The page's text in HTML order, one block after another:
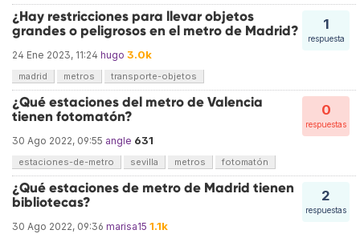
1
respuesta
¿Hay restricciones para llevar objetos
grandes o peligrosos en el metro de Madrid?
24 Ene 2023, 11:24 hugo 3.0k
madrid metros transporte-objetos
0
respuestas
¿Qué estaciones del metro de Valencia
tienen fotomatón?
30 Ago 2022, 09:55 angle 631
estaciones-de-metro sevilla metros fotomatón
2
respuestas
¿Qué estaciones de metro de Madrid tienen
bibliotecas?
30 Ago 2022, 09:36 marisa15 1.1k